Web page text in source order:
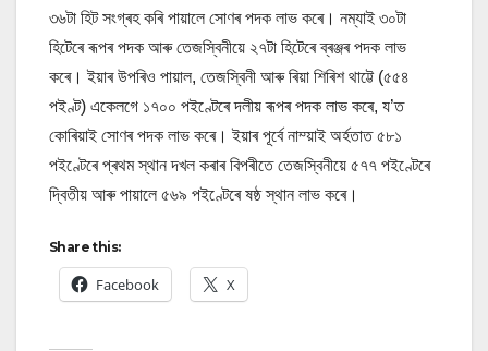
৩৬টা হিট সংগ্ৰহ কৰি পায়ালে সোণৰ পদক লাভ কৰে। নম্যাই ৩০টা
হিটেৰে ৰূপৰ পদক আৰু তেজস্বিনীয়ে ২৭টা হিটেৰে ব্ৰঞ্জৰ পদক লাভ
কৰে। ইয়াৰ উপৰিও পায়াল, তেজস্বিনী আৰু ৰিয়া শিৰিশ থাট্টে (৫৫৪
পইণ্ট) একেলগে ১৭০০ পইণ্টেৰে দলীয় ৰূপৰ পদক লাভ কৰে, য’ত
কোৰিয়াই সোণৰ পদক লাভ কৰে। ইয়াৰ পূৰ্বে নাম্য়াই অৰ্হতাত ৫৮১
পইণ্টেৰে প্ৰথম স্থান দখল কৰাৰ বিপৰীতে তেজস্বিনীয়ে ৫৭৭ পইণ্টেৰে
দ্বিতীয় আৰু পায়ালে ৫৬৯ পইণ্টেৰে ষষ্ঠ স্থান লাভ কৰে।
Share this:
Facebook X